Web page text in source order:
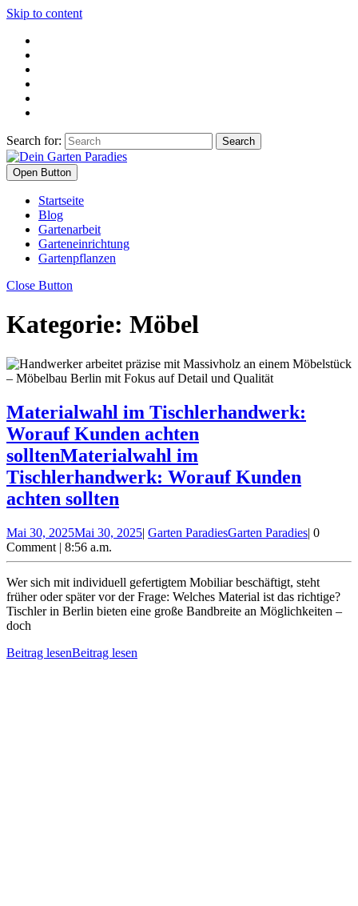
Skip to content
Search for:
Open Button
Startseite
Blog
Gartenarbeit
Garteneinrichtung
Gartenpflanzen
Close Button
Kategorie: Möbel
Materialwahl im Tischlerhandwerk:
Worauf Kunden achten
solltenMaterialwahl im
Tischlerhandwerk: Worauf Kunden
achten sollten
Mai 30, 2025Mai 30, 2025| Garten ParadiesGarten Paradies| 0
Comment | 8:56 a.m.
Wer sich mit individuell gefertigtem Mobiliar beschäftigt, steht
früher oder später vor der Frage: Welches Material ist das richtige?
Tischler in Berlin bieten eine große Bandbreite an Möglichkeiten –
doch
Beitrag lesenBeitrag lesen